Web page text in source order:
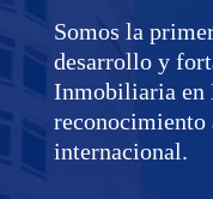
Somos la
desarrollo y
Inmobiliaria en
reconocimiento
internacional.